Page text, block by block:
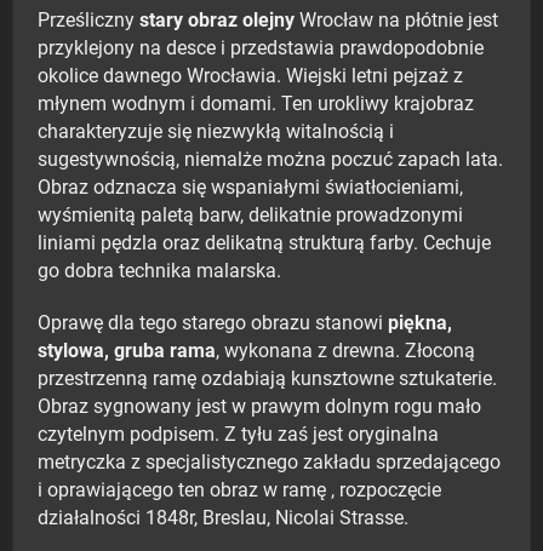
Prześliczny stary obraz olejny Wrocław na płótnie jest
przyklejony na desce i przedstawia prawdopodobnie
okolice dawnego Wrocławia. Wiejski letni pejzaż z
młynem wodnym i domami. Ten urokliwy krajobraz
charakteryzuje się niezwykłą witalnością i
sugestywnością, niemalże można poczuć zapach lata.
Obraz odznacza się wspaniałymi światłocieniami,
wyśmienitą paletą barw, delikatnie prowadzonymi
liniami pędzla oraz delikatną strukturą farby. Cechuje
go dobra technika malarska.
Oprawę dla tego starego obrazu stanowi piękna,
stylowa, gruba rama, wykonana z drewna. Złoconą
przestrzenną ramę ozdabiają kunsztowne sztukaterie.
Obraz sygnowany jest w prawym dolnym rogu mało
czytelnym podpisem. Z tyłu zaś jest oryginalna
metryczka z specjalistycznego zakładu sprzedającego
i oprawiającego ten obraz w ramę , rozpoczęcie
działalności 1848r, Breslau, Nicolai Strasse.